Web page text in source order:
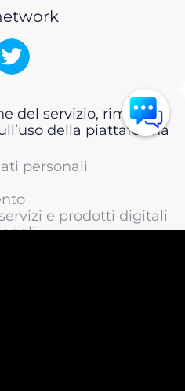
del servizio, rimborsi
della piattaforma
personali
e prodotti digitali